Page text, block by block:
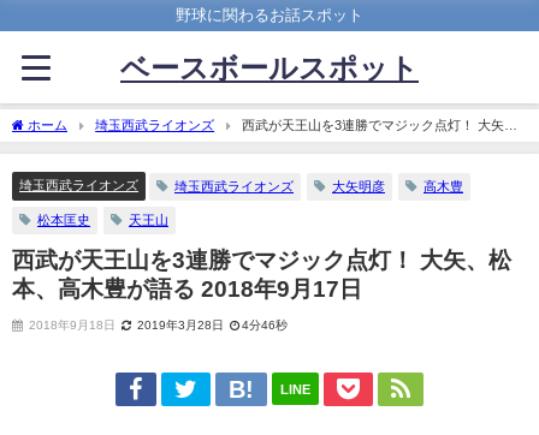
野球に関わるお話スポット
ベースボールスポット
ホーム 埼玉西武ライオンズ
西武が天王山を3連勝でマジック点灯！ 大矢、
松本、高木豊が語る 2018年9月17日
埼玉西武ライオンズ 埼玉西武ライオンズ 大矢明彦 高木豊
松本匡史 天王山
西武が天王山を3連勝でマジック点灯！ 大矢、松
本、高木豊が語る 2018年9月17日
2018年9月18日 2019年3月28日 4分46秒
LINE